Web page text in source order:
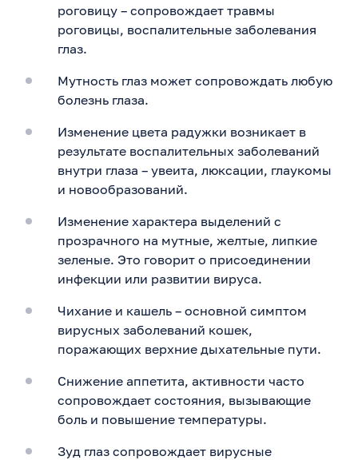
роговицу – сопровождает травмы
роговицы, воспалительные заболевания
глаз.
Мутность глаз может сопровождать любую
болезнь глаза.
Изменение цвета радужки возникает в
результате воспалительных заболеваний
внутри глаза – увеита, люксации, глаукомы
и новообразований.
Изменение характера выделений с
прозрачного на мутные, желтые, липкие
зеленые. Это говорит о присоединении
инфекции или развитии вируса.
Чихание и кашель – основной симптом
вирусных заболеваний кошек,
поражающих верхние дыхательные пути.
Снижение аппетита, активности часто
сопровождает состояния, вызывающие
боль и повышение температуры.
Зуд глаз сопровождает вирусные